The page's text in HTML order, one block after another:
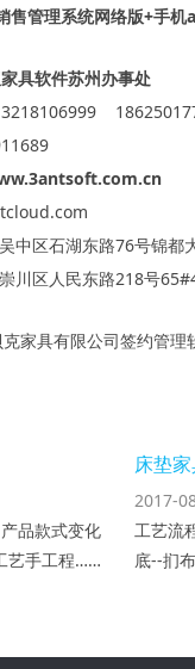
售管理系统网络版+手机
具软件苏州办事处
中区石湖东路76号锦都
川区人民东路218号
家具有限公司签约管理
品款式变化
艺手工程……
床垫
2017-
工艺流
底--扪